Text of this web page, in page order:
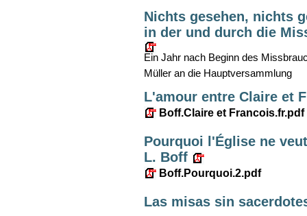
Nichts gesehen, nichts
in der und durch die
Ein Jahr nach Beginn des
Müller an die Hauptversammlung
L'amour entre Claire et
Boff.Claire et Francois.fr.pdf
Pourquoi l'Église ne
L. Boff
Boff.Pourquoi.2.pdf
Las misas sin